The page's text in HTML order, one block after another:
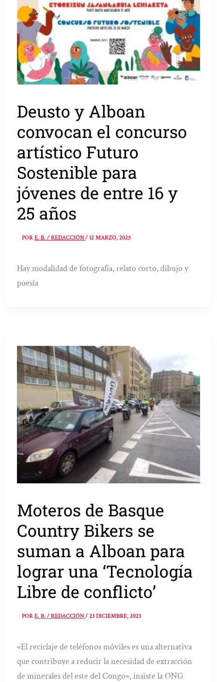
Deusto y Alboan
convocan el concurso
artístico Futuro
Sostenible para
jóvenes de entre 16 y
25 años
PORE. B. / REDACCIÓN/12 MARZO, 2025
Hay modalidad de fotografía, relato corto, dibujo y
poesía
Moteros de Basque
Country Bikers se
suman a Alboan para
lograr una ‘Tecnología
Libre de conflicto’
PORE. B. / REDACCIÓN/23 DICIEMBRE, 2023
«El reciclaje de teléfonos móviles es una alternativa
que contribuye a reducir la necesidad de extracción
de minerales del este del Congo», insiste la ONG